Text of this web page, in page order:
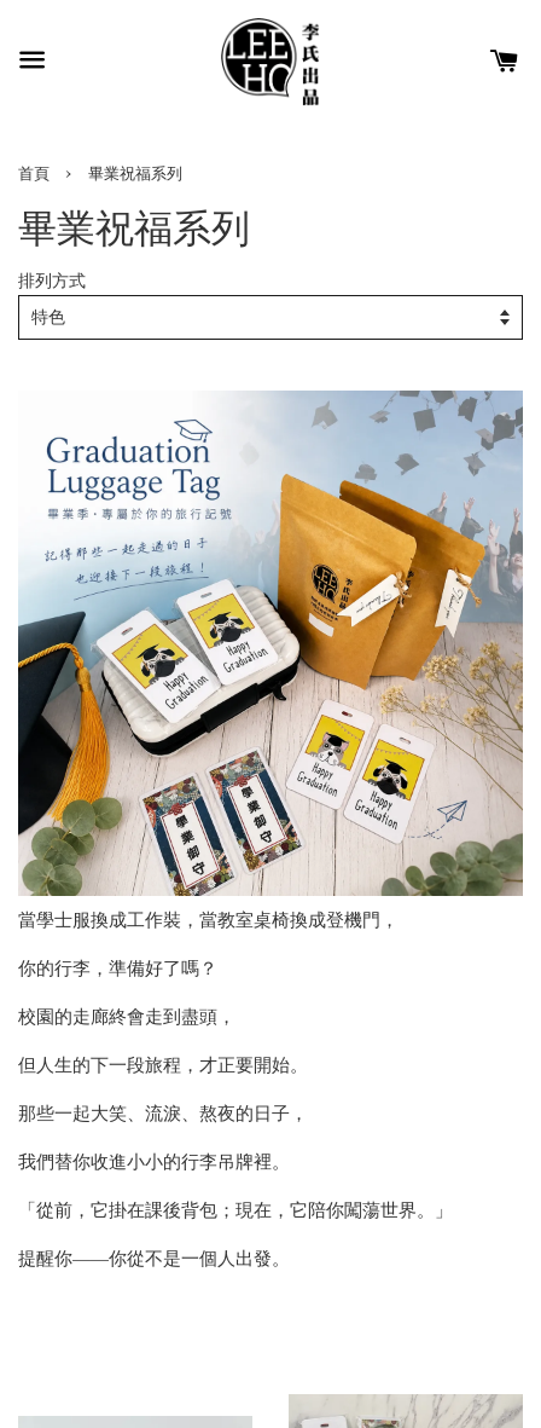
首頁 › 畢業祝福系列
畢業祝福系列
排列方式
當學士服換成工作裝，當教室桌椅換成登機門，
你的行李，準備好了嗎？
校園的走廊終會走到盡頭，
但人生的下一段旅程，才正要開始。
那些一起大笑、流淚、熬夜的日子，
我們替你收進小小的行李吊牌裡。
「從前，它掛在課後背包；現在，它陪你闖蕩世界。」
提醒你——你從不是一個人出發。